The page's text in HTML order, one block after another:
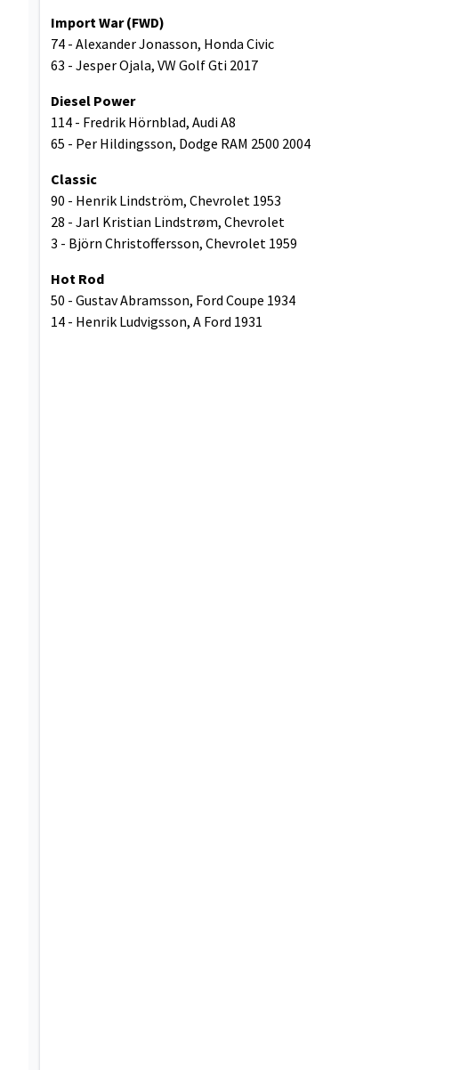
Import War (FWD)
74 - Alexander Jonasson, Honda Civic
63 - Jesper Ojala, VW Golf Gti 2017
Diesel Power
114 - Fredrik Hörnblad, Audi A8
65 - Per Hildingsson, Dodge RAM 2500 2004
Classic
90 - Henrik Lindström, Chevrolet 1953
28 - Jarl Kristian Lindstrøm, Chevrolet
3 - Björn Christoffersson, Chevrolet 1959
Hot Rod
50 - Gustav Abramsson, Ford Coupe 1934
14 - Henrik Ludvigsson, A Ford 1931